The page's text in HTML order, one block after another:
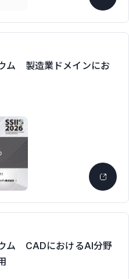
ム 製造業ドメインにお
ム CADにおけるAI分野